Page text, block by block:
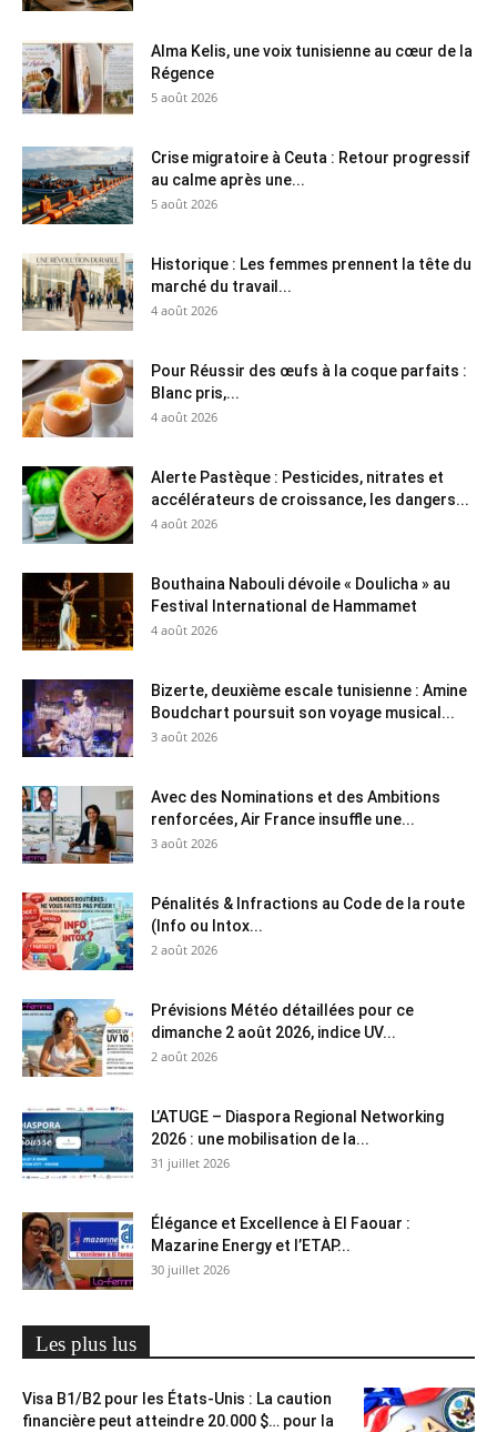
Alma Kelis, une voix tunisienne au cœur de la
Régence
5 août 2026
Crise migratoire à Ceuta : Retour progressif
au calme après une...
5 août 2026
Historique : Les femmes prennent la tête du
marché du travail...
4 août 2026
Pour Réussir des œufs à la coque parfaits :
Blanc pris,...
4 août 2026
Alerte Pastèque : Pesticides, nitrates et
accélérateurs de croissance, les dangers...
4 août 2026
Bouthaina Nabouli dévoile « Doulicha » au
Festival International de Hammamet
4 août 2026
Bizerte, deuxième escale tunisienne : Amine
Boudchart poursuit son voyage musical...
3 août 2026
Avec des Nominations et des Ambitions
renforcées, Air France insuffle une...
3 août 2026
Pénalités & Infractions au Code de la route
(Info ou Intox...
2 août 2026
Prévisions Météo détaillées pour ce
dimanche 2 août 2026, indice UV...
2 août 2026
L’ATUGE – Diaspora Regional Networking
2026 : une mobilisation de la...
31 juillet 2026
Élégance et Excellence à El Faouar :
Mazarine Energy et l’ETAP...
30 juillet 2026
Les plus lus
Visa B1/B2 pour les États-Unis : La caution
financière peut atteindre 20.000 $… pour la